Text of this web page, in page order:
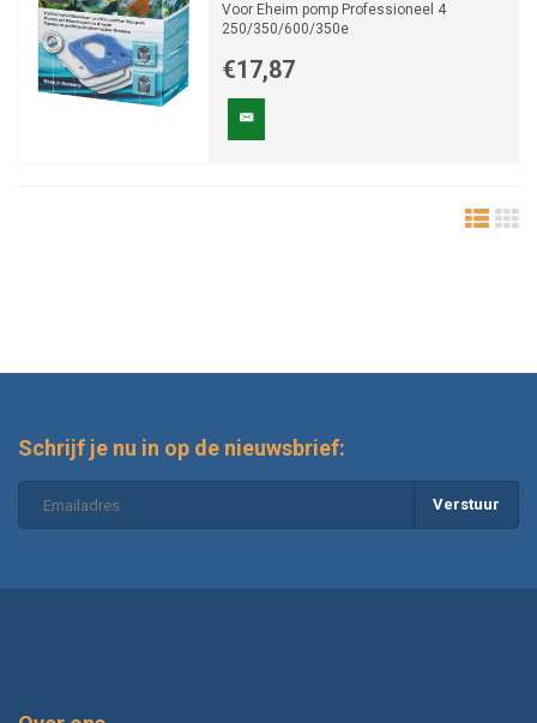
Voor Eheim pomp Professioneel 4
250/350/600/350e
€17,87
Schrijf je nu in op de nieuwsbrief:
Verstuur